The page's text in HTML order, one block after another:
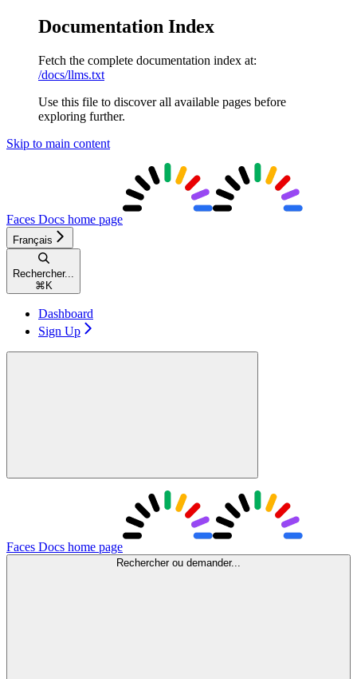
Documentation Index
Fetch the complete documentation index at:
/docs/llms.txt
Use this file to discover all available pages before
exploring further.
Skip to main content
Faces Docs home page
Français
Rechercher...
⌘ K
Dashboard
Sign Up
Faces Docs home page
Rechercher ou demander...